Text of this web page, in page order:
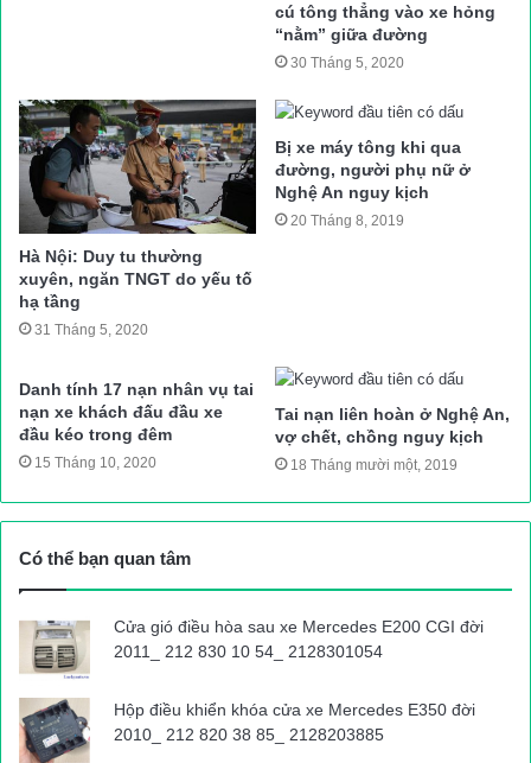
tai nạn giao thông Tin tuc trong ngay
cú tông thẳng vào xe hỏng
“nằm” giữa đường
30 Tháng 5, 2020
Hà Nội: Duy tu thường
xuyên, ngăn TNGT do yếu tố
hạ tầng
31 Tháng 5, 2020
Bị xe máy tông khi qua
đường, người phụ nữ ở
Nghệ An nguy kịch
20 Tháng 8, 2019
Danh tính 17 nạn nhân vụ tai
nạn xe khách đấu đầu xe
đầu kéo trong đêm
15 Tháng 10, 2020
Tai nạn liên hoàn ở Nghệ An,
vợ chết, chồng nguy kịch
18 Tháng mười một, 2019
Có thể bạn quan tâm
Cửa gió điều hòa sau xe Mercedes E200 CGI đời
2011_ 212 830 10 54_ 2128301054
Hộp điều khiển khóa cửa xe Mercedes E350 đời
2010_ 212 820 38 85_ 2128203885